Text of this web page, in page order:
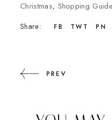
Christmas, Shopping Guide
Share:
FB TWT PN
PREV